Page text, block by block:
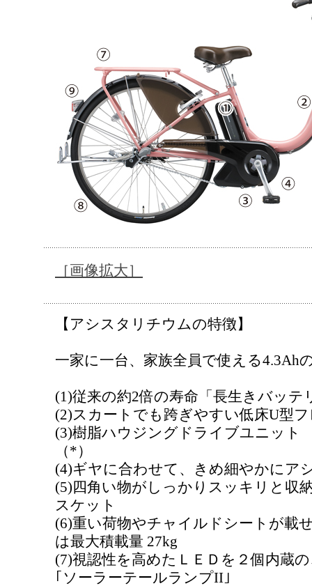
［画像拡大］
【アシスタリチウムの特徴】
一家に一台、家族全員で使える4.3Ah
(1)従来の約2倍の寿命「長生きバッテ
(2)スカートでも跨ぎやすい低床U型
(3)樹脂ハウジングドライブユニッ
（*）
(4)ギヤに合わせて、きめ細やかにア
(5)四角い物がしっかりスッキリと収
スケット
(6)重い荷物やチャイルドシートが載
は最大積載量 27kg
(7)視認性を高めたＬＥＤを２個内蔵
｢ソーラーテールランプII｣